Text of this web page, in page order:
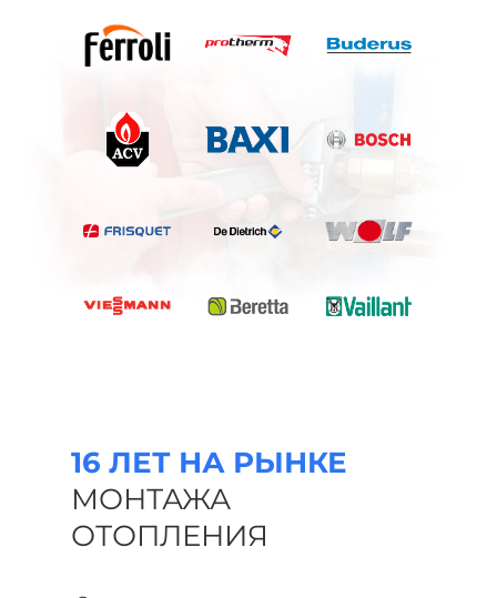
16 ЛЕТ НА РЫНКЕ
МОНТАЖА
ОТОПЛЕНИЯ